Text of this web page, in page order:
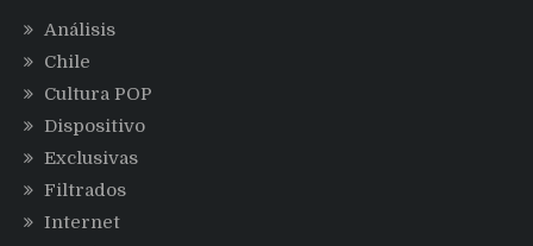
Análisis
Chile
Cultura POP
Dispositivo
Exclusivas
Filtrados
Internet